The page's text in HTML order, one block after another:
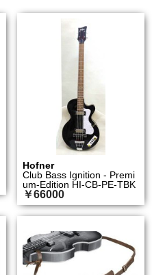
Hofner
Club Bass Ignition - Premi
um-Edition HI-CB-PE-TBK
￥66000